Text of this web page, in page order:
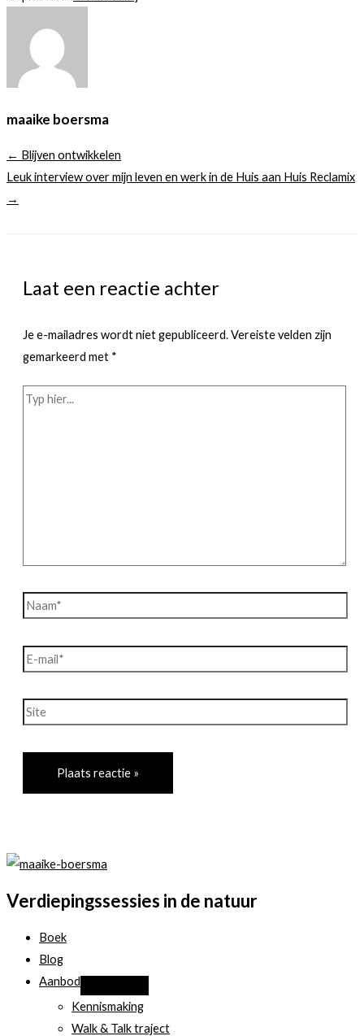
maaike boersma
← Blijven ontwikkelen
Leuk interview over mijn leven en werk in de Huis aan Huis Reclamix
→
Laat een reactie achter
Je e-mailadres wordt niet gepubliceerd.Vereiste velden zijn
gemarkeerd met *
Typ
Naam*
E-
Site
Verdiepingssessies in de natuur
Boek
Blog
Aanbod
Kennismaking
Walk & Talk traject